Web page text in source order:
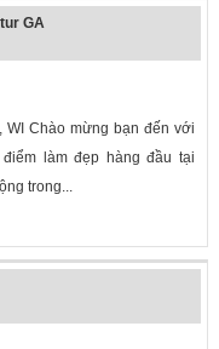
GA
WI Chào mừng bạn đến với
làm đẹp hàng đầu tại
trong...